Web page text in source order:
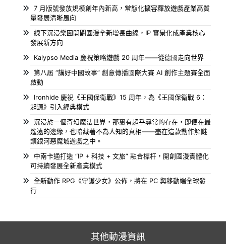
7 月版號發放規模創年內新高，常態化擴容釋放遊戲產業高質
量發展清晰風向
線下沉浸樂園開闢國漫全新增長曲線，IP 實景化成產業核心
發展新方向
Kalypso Media 慶祝策略遊戲 20 周年——從德國走向世界
第八屆 “講好中國故事” 創意傳播國際大賽 AI 創作主題賽全面
啟動
Ironhide 慶祝《王國保衛戰》15 周年，為《王國保衛戰 6：
起源》引入經典模式
沉浸於一個奇幻魔法世界，那裏有超乎尋常的存在，即便在最
遙遠的邊緣，也暗藏著不為人知的真相——盡在這款動作解謎
類銀河惡魔城遊戲之中。
中南卡通打造 “IP + 科技 + 文旅” 融合標杆，開創國漫實體化
可持續發展全新產業模式
全新動作 RPG《守護少女》公佈，將在 PC 與移動端全球發
行
其他動漫資訊